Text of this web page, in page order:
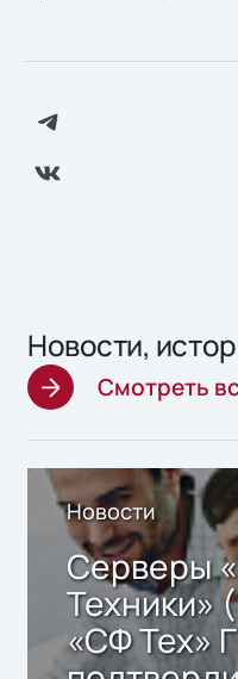
Новости,
Смотреть
Новости
Серверы
Техники»
«СФ Тех»